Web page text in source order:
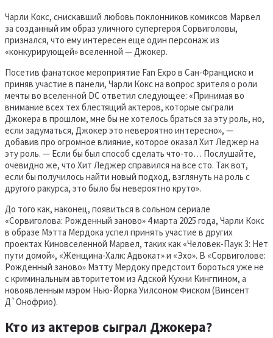
Чарли Кокс, снискавший любовь поклонников комиксов Марвел
за созданный им образ уличного супергероя Сорвиголовы,
признался, что ему интересен еще один персонаж из
«конкурирующей» вселенной — Джокер.
Посетив фанатское мероприятие Fan Expo в Сан-Франциско и
приняв участие в панели, Чарли Кокс на вопрос зрителя о роли
мечты во вселенной DC ответил следующее: «Принимая во
внимание всех тех блестящий актеров, которые сыграли
Джокера в прошлом, мне бы не хотелось браться за эту роль, но,
если задуматься, Джокер это невероятно интересно», —
добавив про огромное влияние, которое оказал Хит Леджер на
эту роль. — Если бы был способ сделать что-то… Послушайте,
очевидно же, что Хит Леджер справился на все сто. Так вот,
если бы получилось найти новый подход, взглянуть на роль с
другого ракурса, это было бы невероятно круто».
До того как, наконец, появиться в сольном сериале
«Сорвиголова: Рожденный заново» 4 марта 2025 года, Чарли Кокс
в образе Мэтта Мердока успел принять участие в других
проектах Киновселенной Марвел, таких как «Человек-Паук 3: Нет
пути домой», «Женщина-Халк: Адвокат» и «Эхо». В «Сорвиголове:
Рожденный заново» Мэтту Мердоку предстоит бороться уже не
с криминальным авторитетом из Адской Кухни Кингпином, а
новоявленным мэром Нью-Йорка Уилсоном Фиском (Винсент
Д`Онофрио).
Кто из актеров сыграл Джокера?